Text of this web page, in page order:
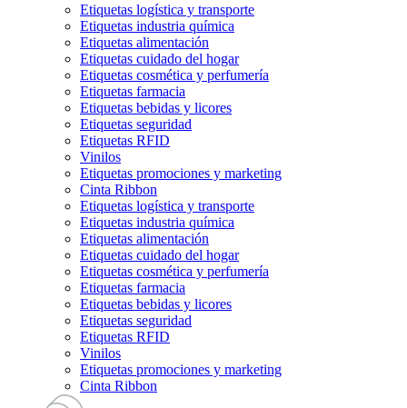
Etiquetas logística y transporte
Etiquetas industria química
Etiquetas alimentación
Etiquetas cuidado del hogar
Etiquetas cosmética y perfumería
Etiquetas farmacia
Etiquetas bebidas y licores
Etiquetas seguridad
Etiquetas RFID
Vinilos
Etiquetas promociones y marketing
Cinta Ribbon
Etiquetas logística y transporte
Etiquetas industria química
Etiquetas alimentación
Etiquetas cuidado del hogar
Etiquetas cosmética y perfumería
Etiquetas farmacia
Etiquetas bebidas y licores
Etiquetas seguridad
Etiquetas RFID
Vinilos
Etiquetas promociones y marketing
Cinta Ribbon